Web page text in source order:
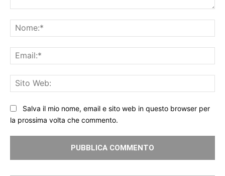
Salva il mio nome, email e sito web in questo browser per
la prossima volta che commento.